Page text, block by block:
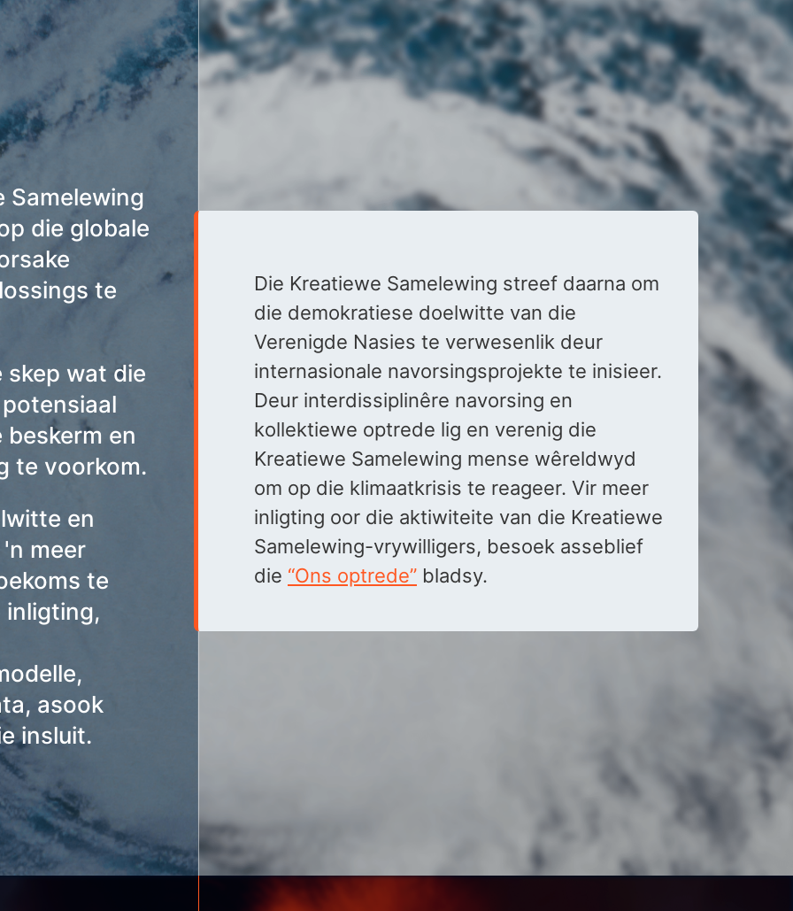
Samelewing
die globale
te
wat die
en
te voorkom.
en
meer
te
inligting,
asook
insluit.
Die Kreatiewe Samelewing streef daarna om
die demokratiese doelwitte van die
Verenigde Nasies te verwesenlik deur
internasionale navorsingsprojekte te inisieer.
Deur interdissiplinêre navorsing en
kollektiewe optrede lig en verenig die
Kreatiewe Samelewing mense wêreldwyd
om op die klimaatkrisis te reageer. Vir meer
inligting oor die aktiwiteite van die Kreatiewe
Samelewing-vrywilligers, besoek asseblief
die “Ons optrede” bladsy.